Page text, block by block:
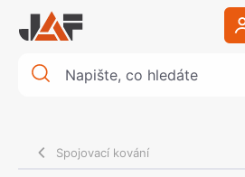
Spojovací kování